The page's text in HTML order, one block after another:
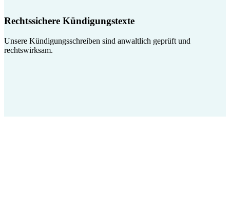
Rechtssichere Kündigungstexte
Unsere Kündigungsschreiben sind anwaltlich geprüft und
rechtswirksam.